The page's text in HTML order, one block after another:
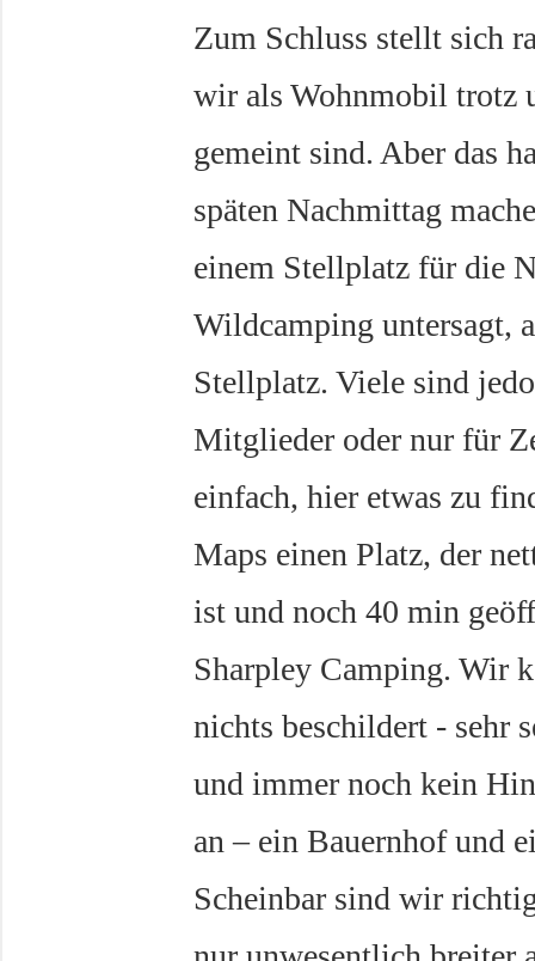
Zum Schluss stellt sich
wir als Wohnmobil trotz
gemeint sind. Aber das
späten Nachmittag
einem Stellplatz für die
Wildcamping untersagt,
Stellplatz. Viele sind
Mitglieder oder nur für
einfach, hier etwas zu
Maps einen Platz, der
ist und noch 40 min
Sharpley Camping. Wir
nichts beschildert - sehr
und immer noch kein
an – ein Bauernhof und
Scheinbar sind wir